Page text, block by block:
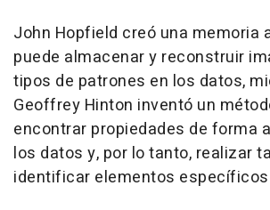
John Hopfield creó una memoria
puede almacenar y reconstruir
tipos de patrones en los datos,
Geoffrey Hinton inventó un
encontrar propiedades de forma
los datos y, por lo tanto, realizar
identificar elementos